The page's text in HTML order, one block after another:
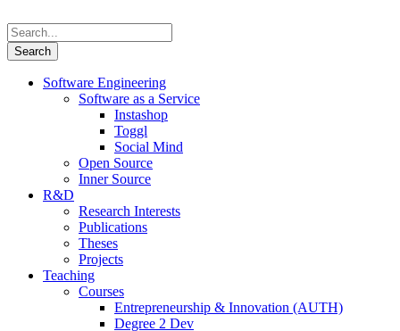
Software Engineering
Software as a Service
Instashop
Toggl
Social Mind
Open Source
Inner Source
R&D
Research Interests
Publications
Theses
Projects
Teaching
Courses
Entrepreneurship & Innovation (AUTH)
Degree 2 Dev